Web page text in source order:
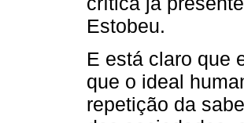
Estobeu.
E está claro que
que o ideal
repetição da